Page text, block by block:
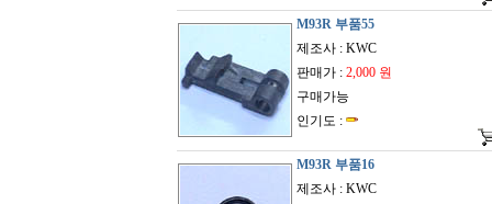
M93R 부품55
제조사 : KWC
판매가 : 2,000 원
구매가능
인기도 :
M93R 부품16
제조사 : KWC